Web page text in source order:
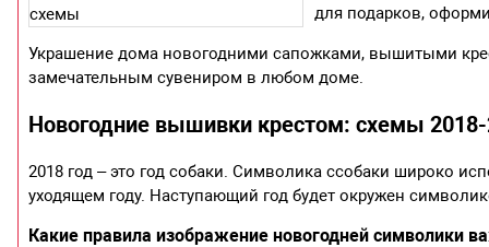
для подарков,
Украшение дома новогодними сапожками, вышитыми
замечательным сувениром в любом доме.
Новогодние вышивки крестом: схемы
2018 год – это год собаки. Символика ссобаки широко
уходящем году. Наступающий год будет окружен
Какие правила изображение новогодней символики